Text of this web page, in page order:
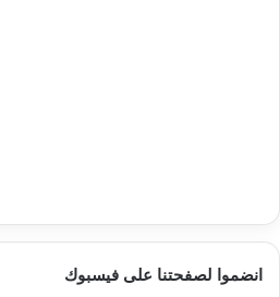
انضموا لصفحتنا على فيسبوك